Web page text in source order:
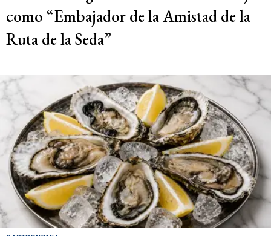
como “Embajador de la Amistad de la
Ruta de la Seda”